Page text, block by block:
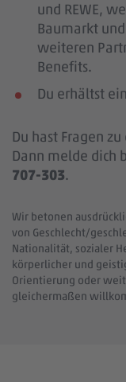
und REWE,
Baumarkt und
weiteren
Benefits.
Du erhältst
Du hast Fragen
Dann melde dich
707-303.
Wir betonen
von Geschlecht/
Nationalität, sozialer
körperlicher und
Orientierung oder
gleichermaßen